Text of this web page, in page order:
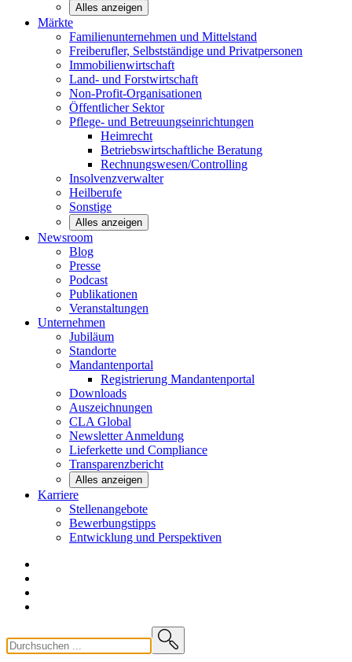
Alles anzeigen
Märkte
Familienunternehmen und Mittelstand
Freiberufler, Selbstständige und Privatpersonen
Immobilienwirtschaft
Land- und Forstwirtschaft
Non-Profit-Organisationen
Öffentlicher Sektor
Pflege- und Betreuungseinrichtungen
Heimrecht
Betriebswirtschaftliche Beratung
Rechnungswesen/Controlling
Insolvenzverwalter
Heilberufe
Sonstige
Alles anzeigen
Newsroom
Blog
Presse
Podcast
Publikationen
Veranstaltungen
Unternehmen
Jubiläum
Standorte
Mandantenportal
Registrierung Mandantenportal
Downloads
Auszeichnungen
CLAGlobal
NewsletterAnmeldung
Lieferkette und Compliance
Transparenzbericht
Alles anzeigen
Karriere
Stellenangebote
Bewerbungstipps
Entwicklung und Perspektiven